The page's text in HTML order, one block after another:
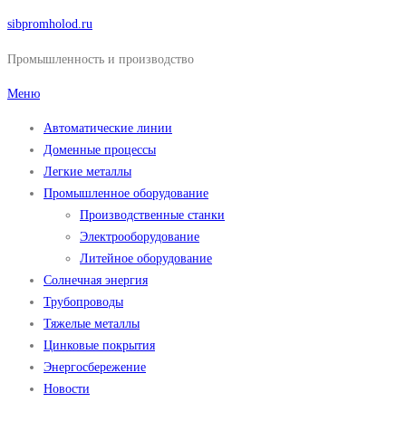
Перейти
содержимому
sibpromholod.ru
Промышленность и производство
Меню
Автоматические линии
Доменные процессы
Легкие металлы
Промышленное оборудование
Производственные станки
Электрооборудование
Литейное оборудование
Солнечная энергия
Трубопроводы
Тяжелые металлы
Цинковые покрытия
Энергосбережение
Новости